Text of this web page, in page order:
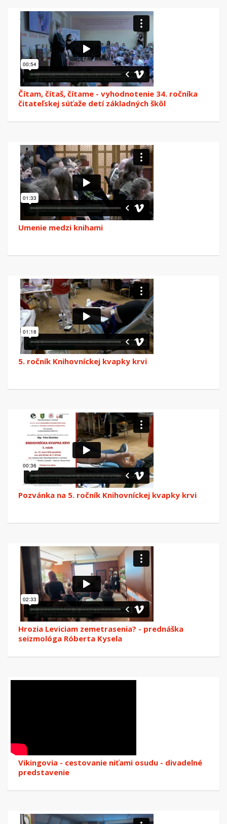
Čítam, čítaš, čítame - vyhodnotenie 34. ročníka
čitateľskej súťaže detí základných škôl
Umenie medzi knihami
5. ročník Knihovníckej kvapky krvi
Pozvánka na 5. ročník Knihovníckej kvapky krvi
Hrozia Leviciam zemetrasenia? - prednáška
seizmológa Róberta Kysela
Vikingovia - cestovanie niťami osudu - divadelné
predstavenie